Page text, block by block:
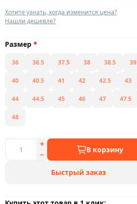
Хотите узнать, когда изменится цена?
Нашли дешевле?
Размер *
36 36.5 37.5 38 38.5 39
40 40.5 41 42 42.5 43
44 44.5 45 46 47 47.5
48
В корзину
Быстрый заказ